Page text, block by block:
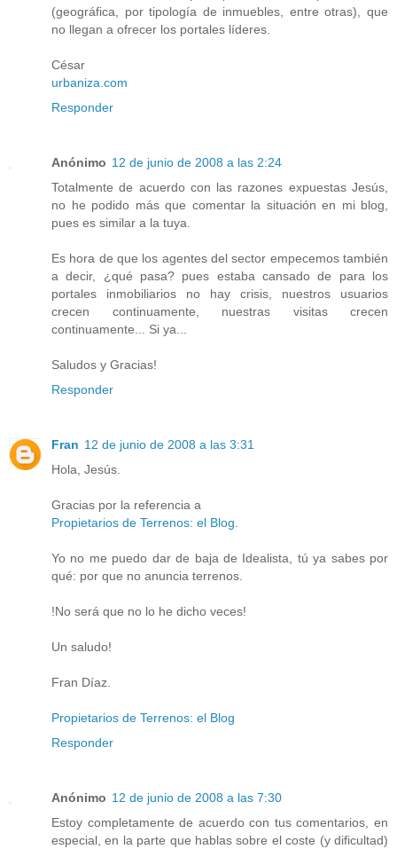
(geográfica, por tipología de inmuebles, entre otras), que
no llegan a ofrecer los portales líderes.
César
urbaniza.com
Responder
Anónimo 12 de junio de 2008 a las 2:24
Totalmente de acuerdo con las razones expuestas Jesús,
no he podido más que comentar la situación en mi blog,
pues es similar a la tuya.
Es hora de que los agentes del sector empecemos también
a decir, ¿qué pasa? pues estaba cansado de para los
portales inmobiliarios no hay crisis, nuestros usuarios
crecen continuamente, nuestras visitas crecen
continuamente... Si ya...
Saludos y Gracias!
Responder
Fran 12 de junio de 2008 a las 3:31
Hola, Jesús.
Gracias por la referencia a
Propietarios de Terrenos: el Blog
Yo no me puedo dar de baja de Idealista, tú ya sabes por
qué: por que no anuncia terrenos.
!No será que no lo he dicho veces!
Un saludo!
Fran Díaz.
Propietarios de Terrenos: el Blog
Responder
Anónimo 12 de junio de 2008 a las 7:30
Estoy completamente de acuerdo con tus comentarios, en
especial, en la parte que hablas sobre el coste (y dificultad)